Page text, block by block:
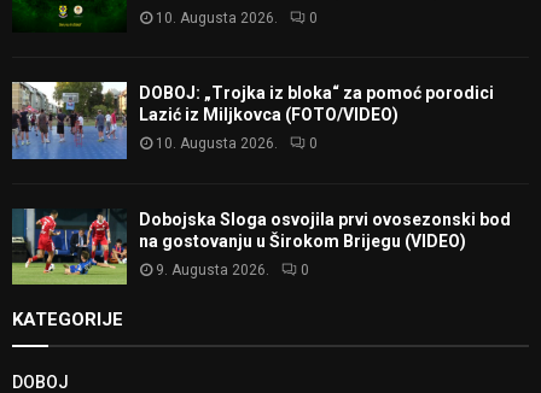
10. Augusta 2026. 0
DOBOJ: „Trojka iz bloka“ za pomoć porodici
Lazić iz Miljkovca (FOTO/VIDEO)
10. Augusta 2026. 0
Dobojska Sloga osvojila prvi ovosezonski bod
na gostovanju u Širokom Brijegu (VIDEO)
9. Augusta 2026. 0
KATEGORIJE
DOBOJ